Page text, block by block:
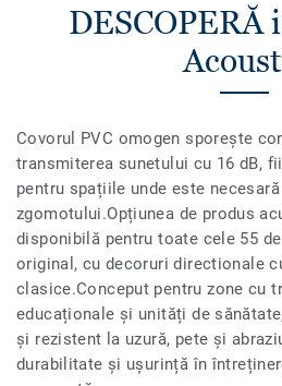
DESCOPERĂ
Covorul PVC omogen sporește
transmiterea sunetului cu 16 dB,
pentru spațiile unde este
zgomotului.Opțiunea de produs
disponibilă pentru toate cele 55
original, cu decoruri directionale
clasice.Conceput pentru zone cu
educaționale și unități de
și rezistent la uzură, pete și
durabilitate și ușurință în